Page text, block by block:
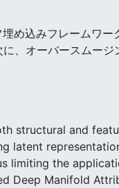
込みフレームワー
、オーバースムージ
structural and
latent
limiting the
Deep Manifold